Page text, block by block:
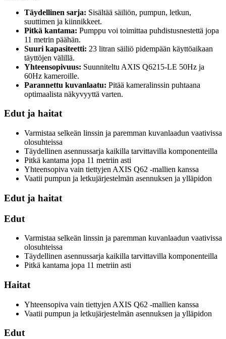
Täydellinen sarja: Sisältää säiliön, pumpun, letkun,
suuttimen ja kiinnikkeet.
Pitkä kantama: Pumppu voi toimittaa puhdistusnestettä jopa
11 metrin päähän.
Suuri kapasiteetti: 23 litran säiliö pidempään käyttöaikaan
täyttöjen välillä.
Yhteensopivuus: Suunniteltu AXIS Q6215-LE 50Hz ja
60Hz kameroille.
Parannettu kuvanlaatu: Pitää kameralinssin puhtaana
optimaalista näkyvyyttä varten.
Edut ja haitat
Varmistaa selkeän linssin ja paremman kuvanlaadun vaativissa
olosuhteissa
Täydellinen asennussarja kaikilla tarvittavilla komponenteilla
Pitkä kantama jopa 11 metriin asti
Yhteensopiva vain tiettyjen AXIS Q62 -mallien kanssa
Vaatii pumpun ja letkujärjestelmän asennuksen ja ylläpidon
Edut ja haitat
Edut
Varmistaa selkeän linssin ja paremman kuvanlaadun vaativissa
olosuhteissa
Täydellinen asennussarja kaikilla tarvittavilla komponenteilla
Pitkä kantama jopa 11 metriin asti
Haitat
Yhteensopiva vain tiettyjen AXIS Q62 -mallien kanssa
Vaatii pumpun ja letkujärjestelmän asennuksen ja ylläpidon
Edut